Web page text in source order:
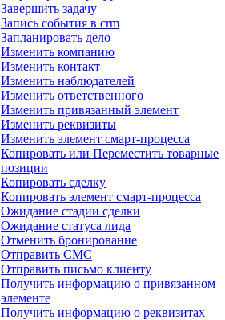
Завершить задачу
Запись события в crm
Запланировать дело
Изменить компанию
Изменить контакт
Изменить наблюдателей
Изменить ответственного
Изменить привязанный элемент
Изменить реквизиты
Изменить элемент смарт-процесса
Копировать или Переместить товарные
позиции
Копировать сделку
Копировать элемент смарт-процесса
Ожидание стадии сделки
Ожидание статуса лида
Отменить бронирование
Отправить СМС
Отправить письмо клиенту
Получить информацию о привязанном
элементе
Получить информацию о реквизитах